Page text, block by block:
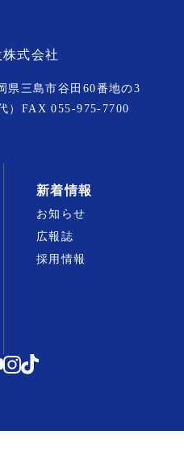
式会社
三島市谷田60番地の3
代）FAX 055-975-7700
新着情報
お知らせ
広報誌
採用情報